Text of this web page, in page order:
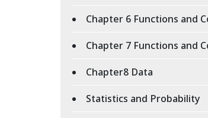
Chapter 6 Functions and
Chapter 7 Functions and
Chapter8 Data
Statistics and Probability